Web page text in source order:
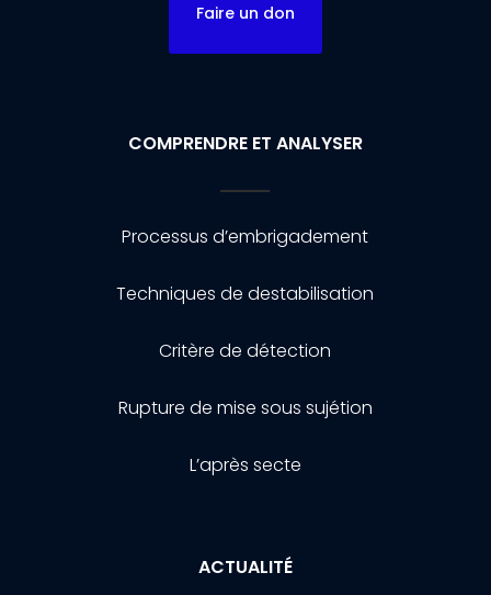
Faire un don
COMPRENDRE ET ANALYSER
Processus d’embrigadement
Techniques de destabilisation
Critère de détection
Rupture de mise sous sujétion
L’après secte
ACTUALITÉ